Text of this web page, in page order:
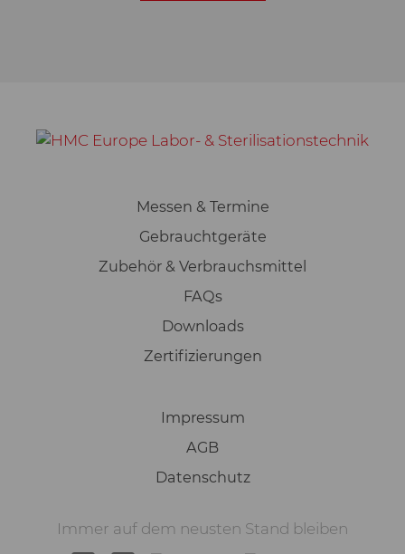
Messen & Termine
Gebrauchtgeräte
Zubehör & Verbrauchsmittel
FAQs
Downloads
Zertifizierungen
Impressum
AGB
Datenschutz
Immer auf dem neusten Stand bleiben